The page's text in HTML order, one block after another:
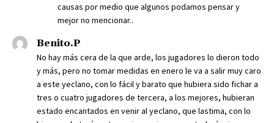
causas por medio que algunos podamos pensar y
mejor no mencionar..
Benito.P
No hay más cera de la que arde, los jugadores lo dieron todo
y más, pero no tomar medidas en enero le va a salir muy caro
a este yeclano, con lo fácil y barato que hubiera sido fichar a
tres o cuatro jugadores de tercera, a los mejores, hubieran
estado encantados en venir al yeclano, que lastima, con lo